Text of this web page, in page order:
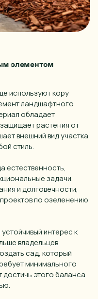
элементом
используют кору
ландшафтного
обладает
растения от
внешний вид участка
стиль.
естественность,
задачи.
и долговечности,
по озеленению
интерес к
владельцев
сад, который
минимального
этого баланса